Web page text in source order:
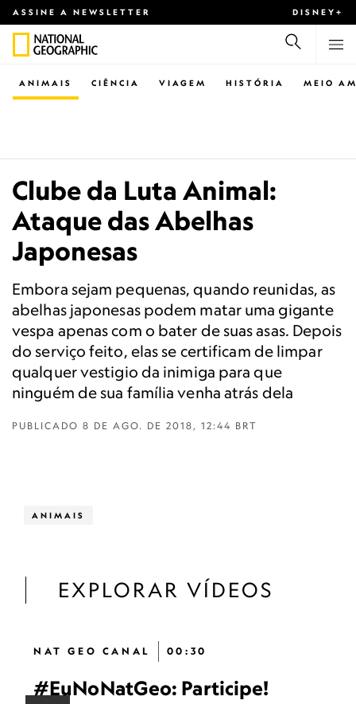
ASSINE A NEWSLETTER DISNEY+
CIÊNCIA VIAGEM
ANIMAIS HISTÓRIA MEIO
Clube da Luta Animal:
Ataque das Abelhas
Japonesas
Embora sejam pequenas, quando reunidas, as
abelhas japonesas podem matar uma gigante
vespa apenas com o bater de suas asas. Depois
do serviço feito, elas se certificam de limpar
qualquer vestigio da inimiga para que
ninguém de sua família venha atrás dela
PUBLICADO 8 DE AGO. DE 2018, 12:44 BRT
ANIMAIS
EXPLORAR VÍDEOS
NAT GEO CANAL 00:30
#EuNoNatGeo: Participe!